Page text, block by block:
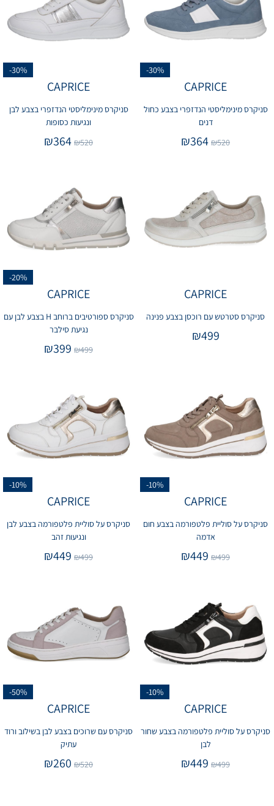
-30%
CAPRICE
סניקרס מינימליסטי הנדזפרי בצבע כחול
דנים
₪520
₪364
-30%
CAPRICE
סניקרס מינימליסטי הנדזפרי בצבע לבן
ונגיעות כסופות
₪520
₪364
CAPRICE
סניקרס סטרטש עם רוכסן בצבע פנינה
₪499
-20%
CAPRICE
סניקרס ספורטיבים ברוחב H בצבע לבן עם
נגיעת סילבר
₪499
₪399
-10%
CAPRICE
סניקרס על סוליית פלטפורמה בצבע חום
אדמה
₪499
₪449
-10%
CAPRICE
סניקרס על סוליית פלטפורמה בצבע לבן
ונגיעות זהב
₪499
₪449
-10%
CAPRICE
סניקרס על סוליית פלטפורמה בצבע שחור
לבן
₪499
₪449
-50%
CAPRICE
סניקרס עם שרוכים בצבע לבן בשילוב ורוד
עתיק
₪520
₪260